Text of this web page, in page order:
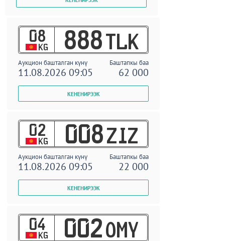
08
KG 888 TLK
Аукцион башталган күнү Баштапкы баа
11.08.2026 09:05 62 000
02
KG 008 ZIZ
Аукцион башталган күнү Баштапкы баа
11.08.2026 09:05 22 000
04
KG 002 OMY